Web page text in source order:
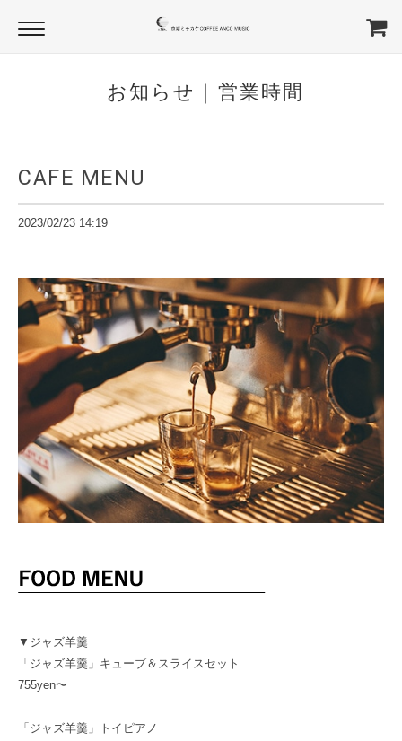
お知らせ｜営業時間
CAFE MENU
2023/02/23 14:19
▼ジャズ羊羹
「ジャズ羊羹」キューブ＆スライスセット
755yen〜
「ジャズ羊羹」トイピアノ